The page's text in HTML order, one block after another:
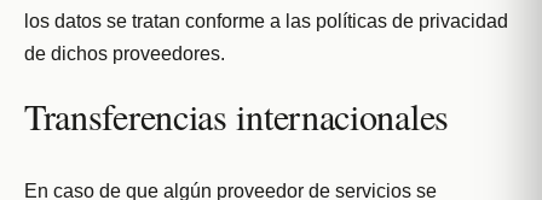
los datos se tratan conforme a las políticas de privacidad
de dichos proveedores.
Transferencias internacionales
En caso de que algún proveedor de servicios se